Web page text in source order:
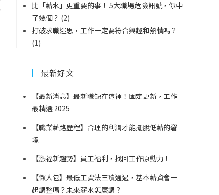
比「薪水」更重要的事！ 5大職場危險訊號，你中
了幾個？ (2)
打破求職迷思，工作一定要符合興趣和熱情嗎？
(1)
最新好文
【最新消息】最新職缺在這裡！固定更新，工作
最精選 2025
【職業薪路歷程】合理的利潤才能擺脫低薪的窘
境
【漲福新趨勢】員工福利，找回工作原動力！
【懶人包】最低工資法三讀通過，基本薪資會一
起調整嗎？未來薪水怎麼調？